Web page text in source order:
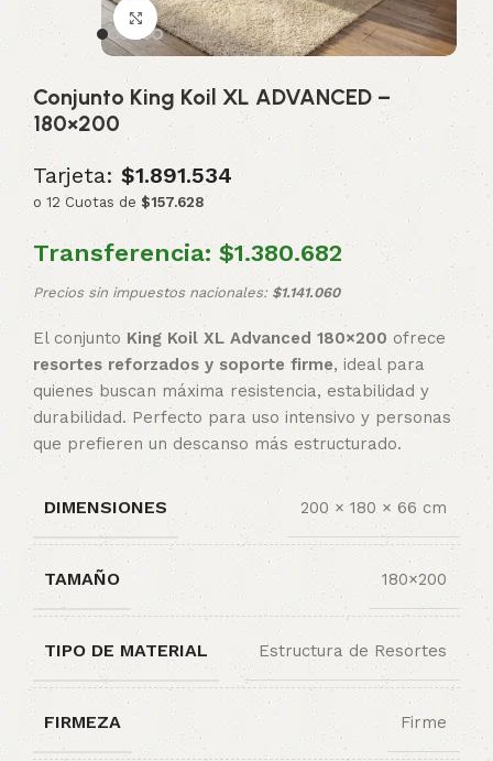
Click to enlarge
Conjunto King Koil XL ADVANCED –
180×200
Tarjeta: $1.891.534
o 12 Cuotas de $157.628
Transferencia:$1.380.682
Precios sin impuestos nacionales: $1.141.060
El conjuntoKing Koil XL Advanced 180×200 ofrece
resortes reforzados y soporte firme, ideal para
quienes buscan máxima resistencia, estabilidad y
durabilidad. Perfecto para uso intensivo y personas
que prefieren un descanso más estructurado.
DIMENSIONES 200 × 180 × 66 cm
TAMAÑO 180×200
TIPO DE MATERIAL Estructura de Resortes
FIRMEZA Firme